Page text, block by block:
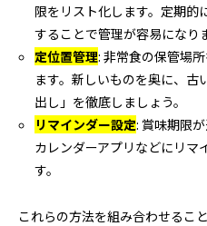
限をリスト化します。定期的
することで管理が容易になり
定位置管理: 非常食の保管場
ます。新しいものを奥に、古
出し」を徹底しましょう。
リマインダー設定: 賞味期限
カレンダーアプリなどにリマ
す。
これらの方法を組み合わせること